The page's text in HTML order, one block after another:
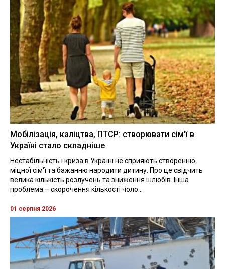
Мобілізація, каліцтва, ПТСР: створювати сім'ї в
Україні стало складніше
Нестабільність і криза в Україні не сприяють створенню
міцної сім'ї та бажанню народити дитину. Про це свідчить
велика кількість розлучень та зниження шлюбів. Інша
проблема – скорочення кількості чоло...
01 серпня 2026